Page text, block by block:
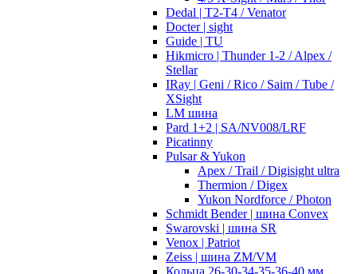
Dedal | T2-T4 / Venator
Docter | sight
Guide | TU
Hikmicro | Thunder 1-2 / Alpex /
Stellar
IRay | Geni / Rico / Saim / Tube /
XSight
LM шина
Pard 1+2 | SA/NV008/LRF
Picatinny
Pulsar & Yukon
Apex / Trail / Digisight ultra
Thermion / Digex
Yukon Nordforce / Photon
Schmidt Bender | шина Convex
Swarovski | шина SR
Venox | Patriot
Zeiss | шина ZM/VM
Кольца 26-30-34-35-36-40 мм